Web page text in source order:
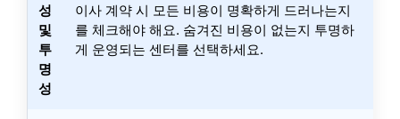
성
및
투
명
성
이사 계약 시 모든 비용이 명확하게 드러나는지
를 체크해야 해요. 숨겨진 비용이 없는지 투명하
게 운영되는 센터를 선택하세요.